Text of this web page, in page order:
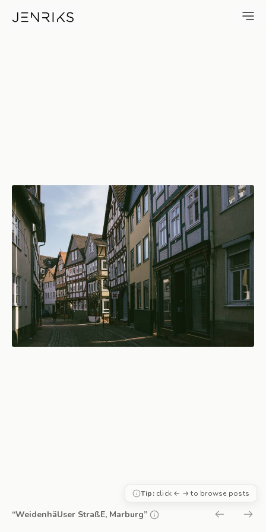
WeidenhäUser StraßE,
“WeidenhäUser StraßE, Marburg”
Tip:click ← → to browse posts